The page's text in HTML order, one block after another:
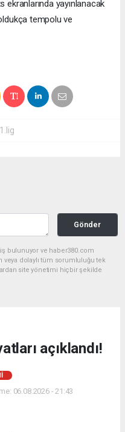
ekranlarında yayınlanacak
tempolu ve
Gönder
bulunuyor ve haber380.com
veya dolaylı tüm sorumluluğu tek
site yönetimi hiçbir şekilde
açıklandı!
06.08.2026 - 21:43